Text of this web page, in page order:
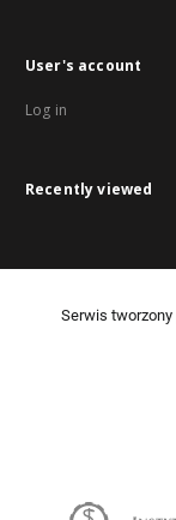
User's account
Log in
Recently viewed
Serwis